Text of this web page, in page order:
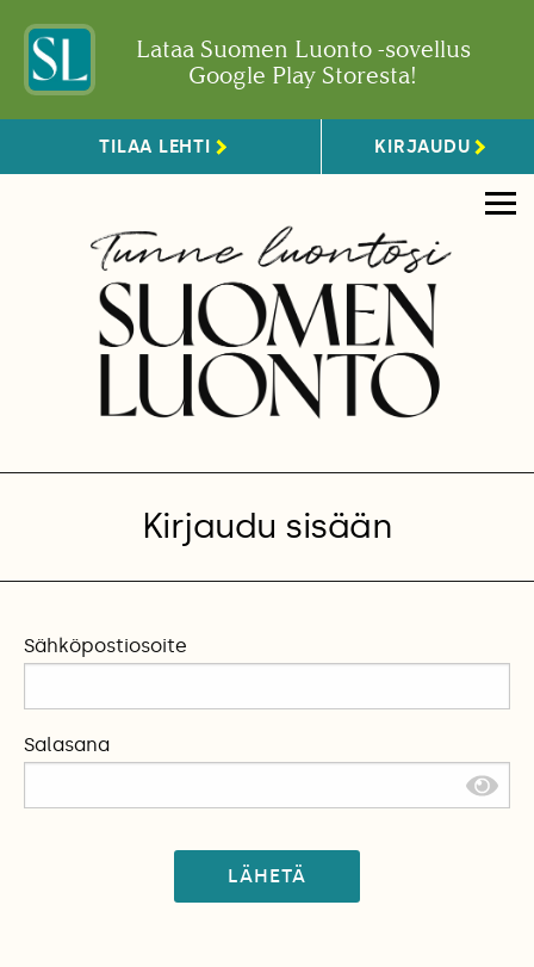
Lataa Suomen Luonto -sovellus
Google Play Storesta!
TILAA LEHTI KIRJAUDU
Kirjaudu sisään
Sähköpostiosoite
Salasana
LÄHETÄ